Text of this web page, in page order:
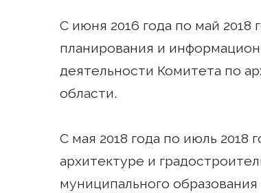
С июня 2016 года по май 2018
планирования и
деятельности Комитета по
области.
С мая 2018 года по июль 2018
архитектуре и
муниципального